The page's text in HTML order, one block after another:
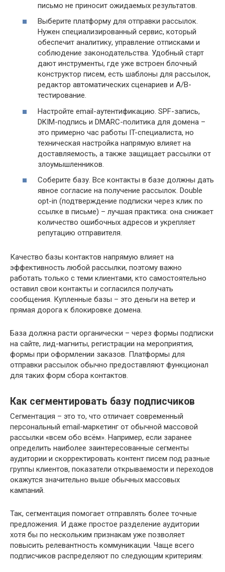
письмо не приносит ожидаемых результатов.
Выберите платформу для отправки рассылок.
Нужен специализированный сервис, который
обеспечит аналитику, управление отписками и
соблюдение законодательства. Удобный старт
дают инструменты, где уже встроен блочный
конструктор писем, есть шаблоны для рассылок,
редактор автоматических сценариев и A/B-
тестирование.
Настройте email-аутентификацию. SPF-запись,
DKIM-подпись и DMARC-политика для домена –
это примерно час работы IT-специалиста, но
техническая настройка напрямую влияет на
доставляемость, а также защищает рассылки от
злоумышленников.
Соберите базу. Все контакты в базе должны дать
явное согласие на получение рассылок. Double
opt-in (подтверждение подписки через клик по
ссылке в письме) – лучшая практика: она снижает
количество ошибочных адресов и укрепляет
репутацию отправителя.
Качество базы контактов напрямую влияет на
эффективность любой рассылки, поэтому важно
работать только с теми клиентами, кто самостоятельно
оставил свои контакты и согласился получать
сообщения. Купленные базы – это деньги на ветер и
прямая дорога к блокировке домена.
База должна расти органически – через формы подписки
на сайте, лид-магниты, регистрации на мероприятия,
формы при оформлении заказов. Платформы для
отправки рассылок обычно предоставляют функционал
для таких форм сбора контактов.
Как сегментировать базу подписчиков
Сегментация – это то, что отличает современный
персональный email-маркетинг от обычной массовой
рассылки «всем обо всём». Например, если заранее
определить наиболее заинтересованные сегменты
аудитории и скорректировать контент писем под разные
группы клиентов, показатели открываемости и переходов
окажутся значительно выше обычных массовых
кампаний.
Так, сегментация помогает отправлять более точные
предложения. И даже простое разделение аудитории
хотя бы по нескольким признакам уже позволяет
повысить релевантность коммуникации. Чаще всего
подписчиков распределяют по следующим критериям: